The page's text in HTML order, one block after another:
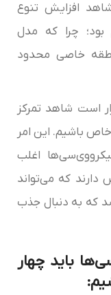
افزایش تنوع
بود؛ چرا که مدل
خاصی محدود
است شاهد تمرکز
باشیم. این امر
اغلب
که می‌تواند
که به دنبال جذب
باید چهار